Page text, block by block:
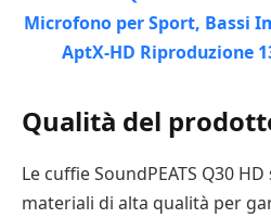
Qualità del
Le cuffie SoundPEATS Q30
materiali di alta qualità per